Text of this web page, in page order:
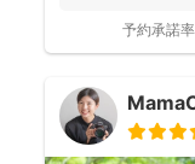
予約承諾率